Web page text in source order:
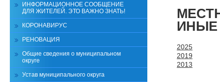
ИНЫЕ
2025
2019
2013
ИНФОРМАЦИОННОЕ СООБЩЕНИЕ
ДЛЯ ЖИТЕЛЕЙ. ЭТО ВАЖНО ЗНАТЬ!
КОРОНАВИРУС
РЕНОВАЦИЯ
Общие сведения о муниципальном
округе
Устав муниципального округа